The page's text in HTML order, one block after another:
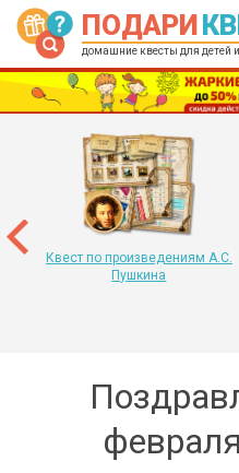
ПОДАРИ
домашние квесты для детей
Квест по произведениям А.С.
Пушкина